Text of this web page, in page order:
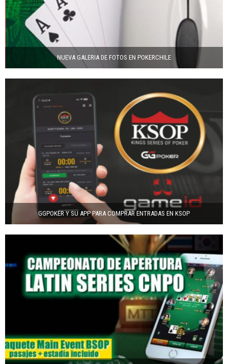
NUEVA GALERIA DE FOTOS EN POKERCHILE
GGPOKER Y SU APP PARA COMPRAR ENTRADAS EN KSOP